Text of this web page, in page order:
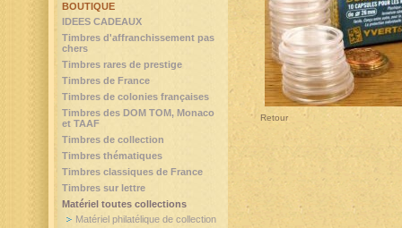
Retour
BOUTIQUE
IDEES CADEAUX
Timbres d'affranchissement pas
chers
Timbres rares de prestige
Timbres de France
Timbres de colonies françaises
Timbres des DOM TOM, Monaco
et TAAF
Timbres de collection
Timbres thématiques
Timbres classiques de France
Timbres sur lettre
Matériel toutes collections
Matériel philatélique de collection